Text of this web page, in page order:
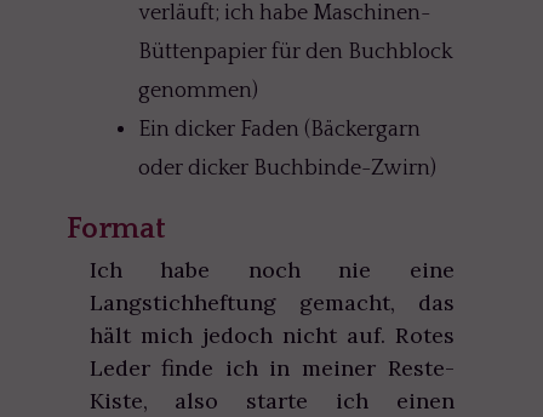
verläuft; ich habe Maschinen-
Büttenpapier für den Buchblock
genommen)
Ein dicker Faden (Bäckergarn
oder dicker Buchbinde-Zwirn)
Format
Ich habe noch nie eine
Langstichheftung gemacht, das
hält mich jedoch nicht auf. Rotes
Leder finde ich in meiner Reste-
Kiste, also starte ich einen